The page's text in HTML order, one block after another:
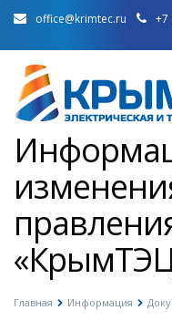
office@krimtec.ru +7
Главная Информация